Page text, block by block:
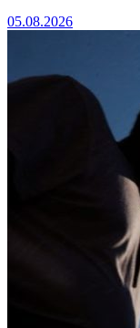
05.08.2026